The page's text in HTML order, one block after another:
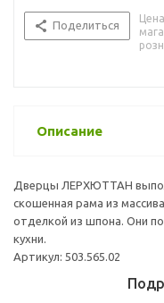
Поделиться
Описание
Дверцы ЛЕРХЮТТАН
скошенная рама из
отделкой из шпона. Они
кухни.
Артикул: 503.565.02